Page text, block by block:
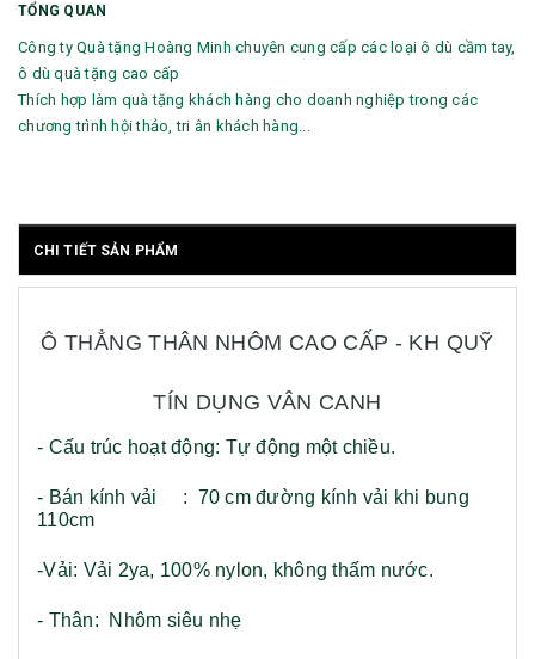
TỔNG QUAN
Công ty Quà tặng Hoàng Minh chuyên cung cấp các loại ô dù cầm tay,
ô dù quà tặng cao cấp
Thích hợp làm quà tặng khách hàng cho doanh nghiệp trong các
chương trình hội thảo, tri ân khách hàng...
CHI TIẾT SẢN PHẨM
Ô THẲNG THÂN NHÔM CAO CẤP - KH QUỸ
TÍN DỤNG VÂN CANH
- Cấu trúc hoạt động: Tự động một chiều.
- Bán kính vải : 70 cm đường kính vải khi bung
110cm
-Vải: Vải 2ya, 100% nylon, không thấm nước.
- Thân: Nhôm siêu nhẹ